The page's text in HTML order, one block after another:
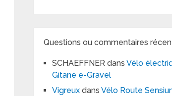
Questions ou commentaires
SCHAEFFNER dansVélo
Gitane e-Gravel
Vigreux dansVélo Route